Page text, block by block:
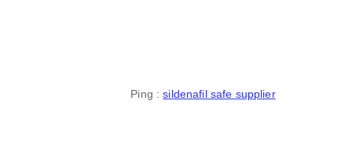
Ping :sildenafil safe supplier